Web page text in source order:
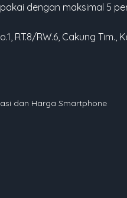
dengan maksimal 5
RT.8/RW.6, Cakung
dan Harga Smartphone